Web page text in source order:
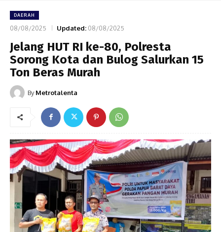
DAERAH
08/08/2025 Updated: 08/08/2025
Jelang HUT RI ke-80, Polresta
Sorong Kota dan Bulog Salurkan 15
Ton Beras Murah
By Metrotalenta